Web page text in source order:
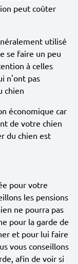
peut coûter
utilisé
se faire un peu
à celles
n'ont pas
chien
économique car
de votre chien
du chien est
pour votre
les pensions
ne pourra pas
pour la garde de
et pour lui faire
vous conseillons
afin de voir si